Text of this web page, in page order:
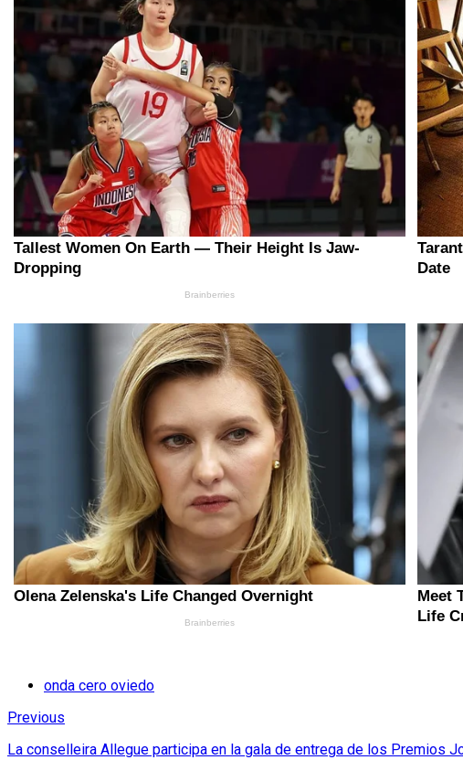
onda cero oviedo
Previous
La conselleira Allegue participa en la gala de entrega de los Premios